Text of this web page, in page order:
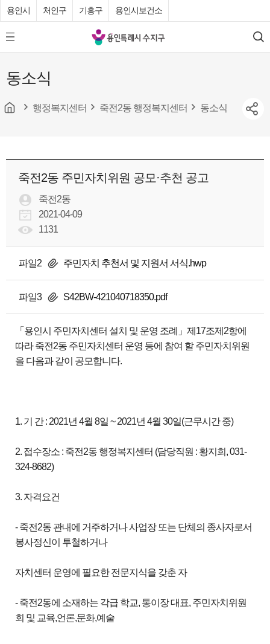
용인시 처인구 기흥구 용인시보건소
모
바
메
뉴
튼
용
인
수
청
검
색
동소식
행정복지센터 죽전2동 행정복지센터 동소식
죽전2동 주민자치위원 공모·추천 공고
죽전2동
2021-04-09
1131
파일2 주민자치 추천서 및 지원서 서식.hwp
파일3 S42BW-421040718350.pdf
「용인시 주민자치센터 설치 및 운영 조례」제17조제2항에
따라 죽전2동 주민자치센터 운영 등에 참여 할 주민자치위원
을 다음과 같이 공모합니다.
1. 기 간 : 2021년 4월 8일 ~ 2021년 4월 30일(근무시간 중)
2. 접수장소 : 죽전2동 행정복지센터 (담당직원 : 황지희, 031-
324-8682)
3. 자격요건
- 죽전2동 관내에 거주하거나 사업장 또는 단체의 종사자로서
봉사정신이 투철하거나
자치센터 운영에 필요한 전문지식을 갖춘 자
- 죽전2동에 소재하는 각급 학교, 통이장 대표, 주민자치위원
회 및 교육,언론,문화,예술